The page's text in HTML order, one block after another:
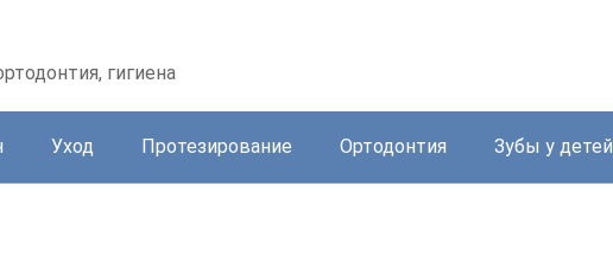
гигиена
Уход Протезирование Ортодонтия Зубы у детей